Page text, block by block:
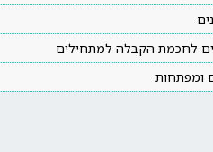
לחכמת הקבלה למתחילים
ומפתחות